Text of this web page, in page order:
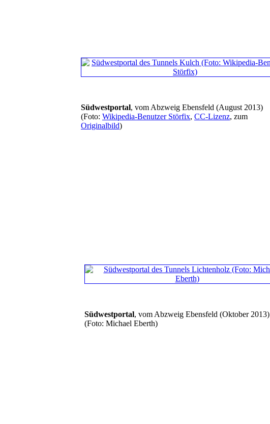
Südwestportal, vom Abzweig Ebensfeld (August 2013)
(Foto: Wikipedia-Benutzer Störfix, CC-Lizenz, zum
Originalbild)
Südwestportal, vom Abzweig Ebensfeld (Oktober 2013)
(Foto: Michael Eberth)